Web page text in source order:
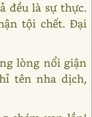
đều là sự thực.
tội chết. Đại
lòng nổi giận
tên nha dịch,